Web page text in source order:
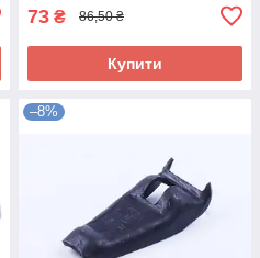
73 ₴ 86,50 ₴
Купити
–8%